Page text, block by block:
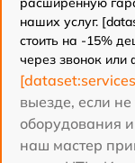
наших услуг.
стоить на -15%
через звонок или
выезде, если
оборудования
наш мастер